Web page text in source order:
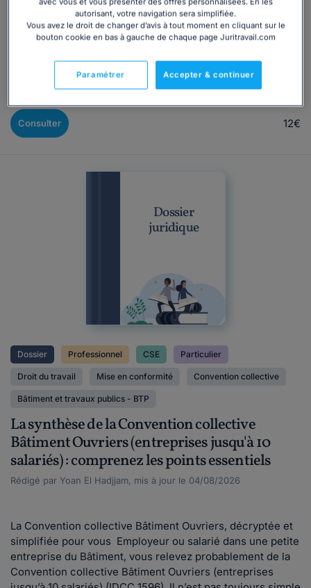
éviter les litiges L'achat ou la vente d'un bien immobilier
(achevé ou à construire) est une opération importante qui
peut donner lieu à de nombreux litiges. Vice caché, retard
vendeur, du notaire ou de l'agent immobilier, etc. Les
règles applicables sont nombreuses et...
Consulter 12€
Dossier
juridique
Dossier Professionnel CSE Particulier
Droit du travail Mise en conformité Convention collective
Bâtiment et travaux publics - BTP
La synthèse de la Convention collective
Bâtiment Ouvriers (entreprises jusqu'à 10
salariés) : comprenez les points essentiels
Rédigé par Yoan El Hadjjam, mis à jour le 04/08/2026
La Convention collective Bâtiment Ouvriers, décryptée et
simplifiée pour vous Employeur ou salarié dans une petite
entreprise du Bâtiment, vous relevez probablement de la
Convention collective Bâtiment Ouvriers (entreprises
avec vous et vous présenter des offres personnalisées. En les
autorisant, votre navigation sera simplifiée.
Vous avez le droit de changer d’avis à tout moment en cliquant sur le
bouton cookie en bas à gauche de chaque page Juritravail.com
Accepter & continuer
Paramétrer